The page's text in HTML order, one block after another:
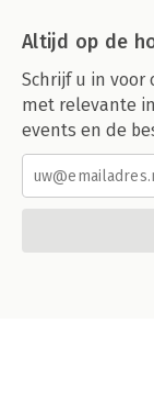
Altijd op de
Schrijf u in voor
met relevante
events en de